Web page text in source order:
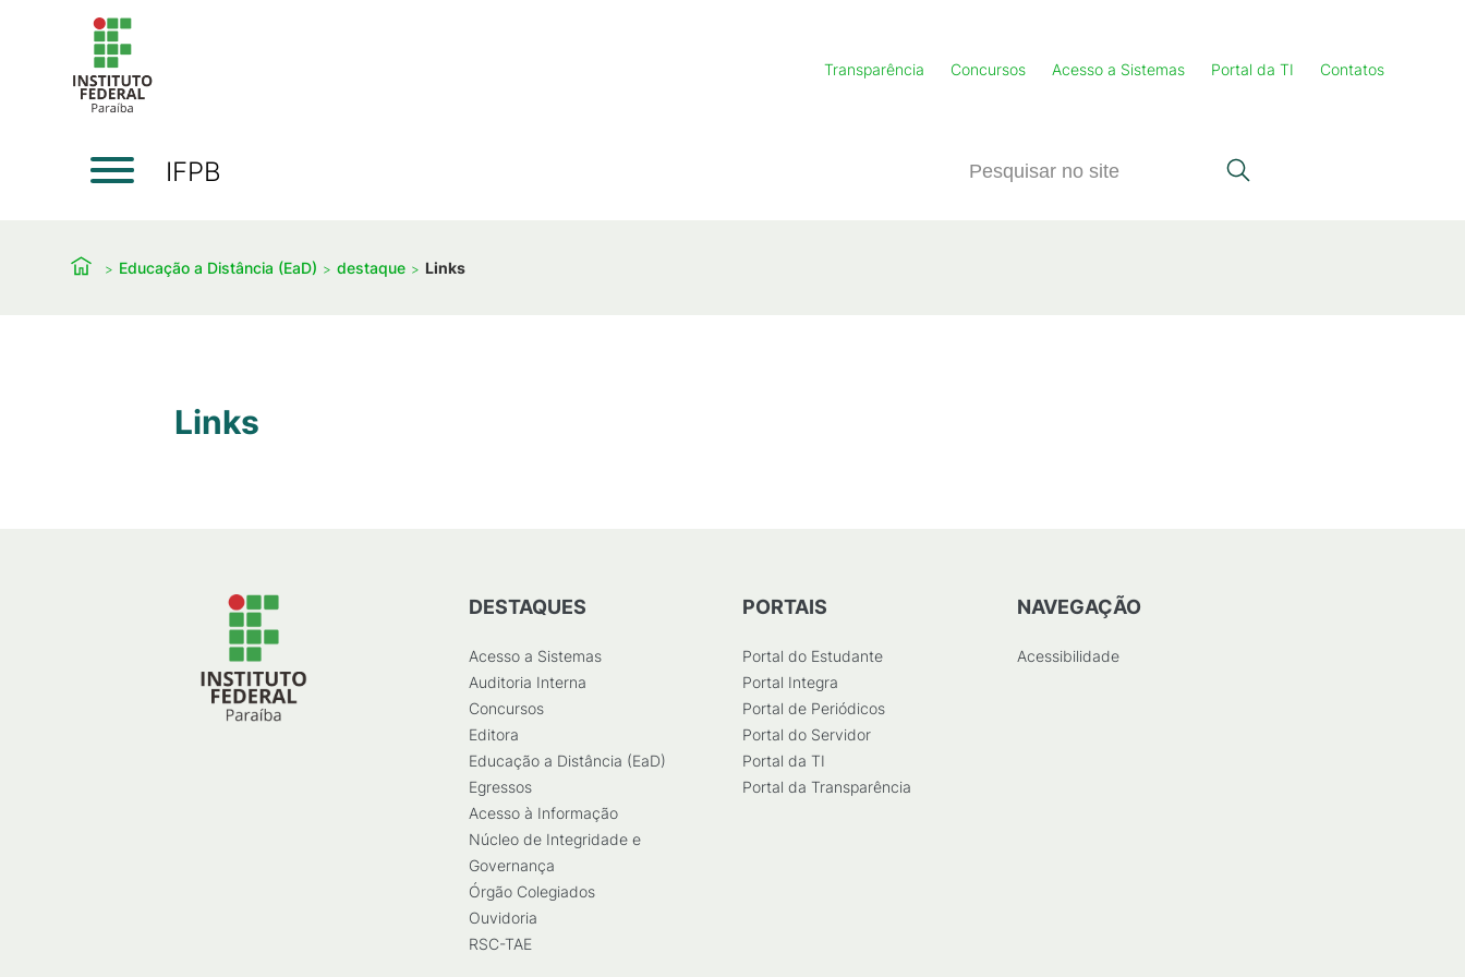
Transparência Concursos Acesso a Sistemas Portal da TI Contatos
IFPB
Educação a Distância (EaD) destaque Links
Links
DESTAQUES
Acesso a Sistemas
Auditoria Interna
Concursos
Editora
Educação a Distância (EaD)
Egressos
Acesso à Informação
Núcleo de Integridade e
Governança
Órgão Colegiados
Ouvidoria
RSC-TAE
PORTAIS
Portal do Estudante
Portal Integra
Portal de Periódicos
Portal do Servidor
Portal da TI
Portal da Transparência
NAVEGAÇÃO
Acessibilidade